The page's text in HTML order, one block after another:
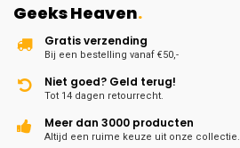
Geeks Heaven.
Gratis verzending
Bij een bestelling vanaf €50,-
Niet goed? Geld terug!
Tot 14 dagen retourrecht.
Meer dan 3000 producten
Altijd een ruime keuze uit onze collectie.